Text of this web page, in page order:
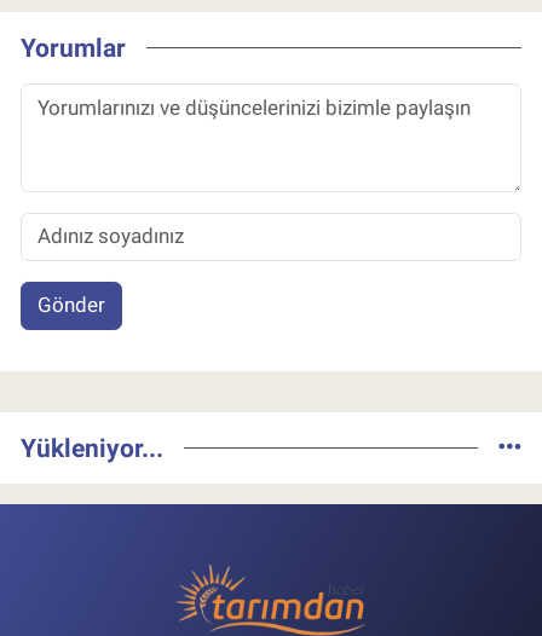
Yorumlar
Gönder
Yükleniyor...